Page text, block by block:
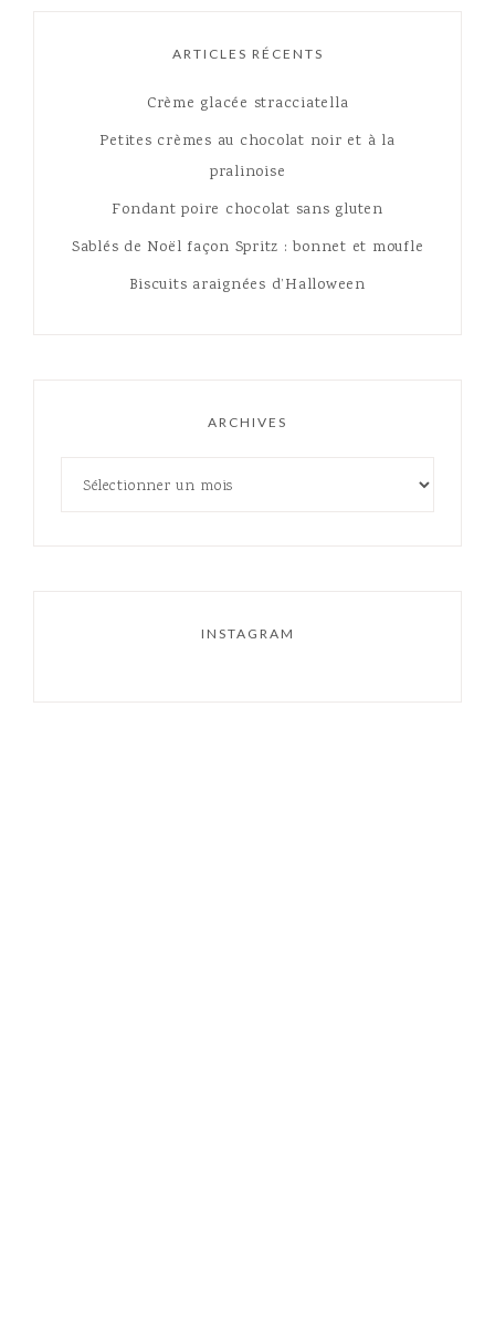
ARTICLES RÉCENTS
Crème glacée stracciatella
Petites crèmes au chocolat noir et à la
pralinoise
Fondant poire chocolat sans gluten
Sablés de Noël façon Spritz : bonnet et moufle
Biscuits araignées d’Halloween
ARCHIVES
INSTAGRAM